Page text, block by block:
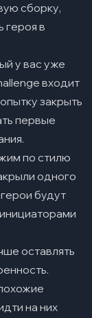
сборку,
героя в
у вас уже
входит
закрыть
первые
по стилю
одного
будут
оставлять
на них